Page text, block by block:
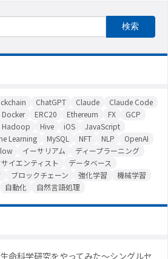
ChatGPT Claude
Claude Code
Docker ERC20 Ethereum FX
GCP
Hadoop Hive iOS
JavaScript
Learning MySQL NFT NLP
OpenAI
イーサリアム
ディープラーニング
イエンティスト
データベース
ブロックチェーン 強化学習
機械学習
自動化 自然言語処理
命科学研究をやってみた〜シングルセ